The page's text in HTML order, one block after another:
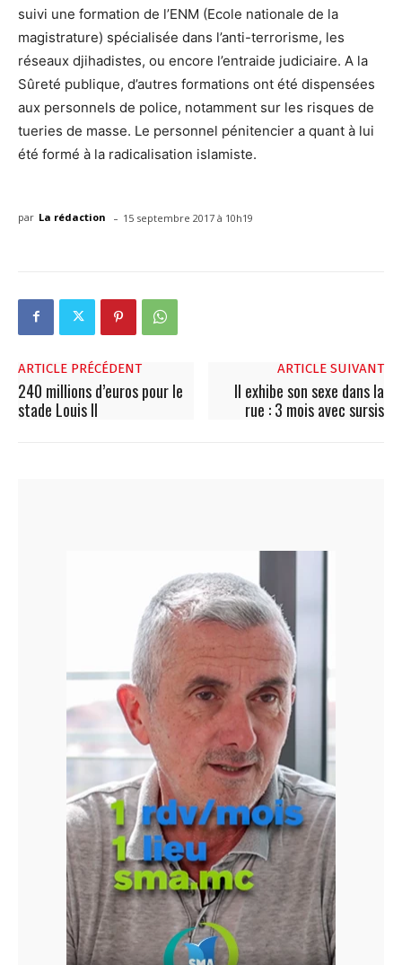
suivi une formation de l’ENM (Ecole nationale de la
magistrature) spécialisée dans l’anti-terrorisme, les
réseaux djihadistes, ou encore l’entraide judiciaire. A la
Sûreté publique, d’autres formations ont été dispensées
aux personnels de police, notamment sur les risques de
tueries de masse. Le personnel pénitencier a quant à lui
été formé à la radicalisation islamiste.
par La rédaction - 15 septembre 2017 à 10h19
ARTICLE PRÉCÉDENT
240 millions d’euros pour le
stade Louis II
ARTICLE SUIVANT
Il exhibe son sexe dans la
rue : 3 mois avec sursis